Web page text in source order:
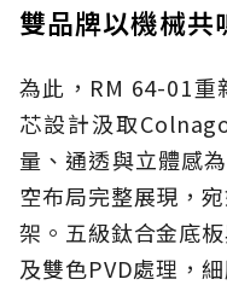
雙品牌以機械
為此，RM 64-01重
芯設計汲取
量、通透與立體感
空布局完整展現，
架。五級鈦合金底
及雙色PVD處理，